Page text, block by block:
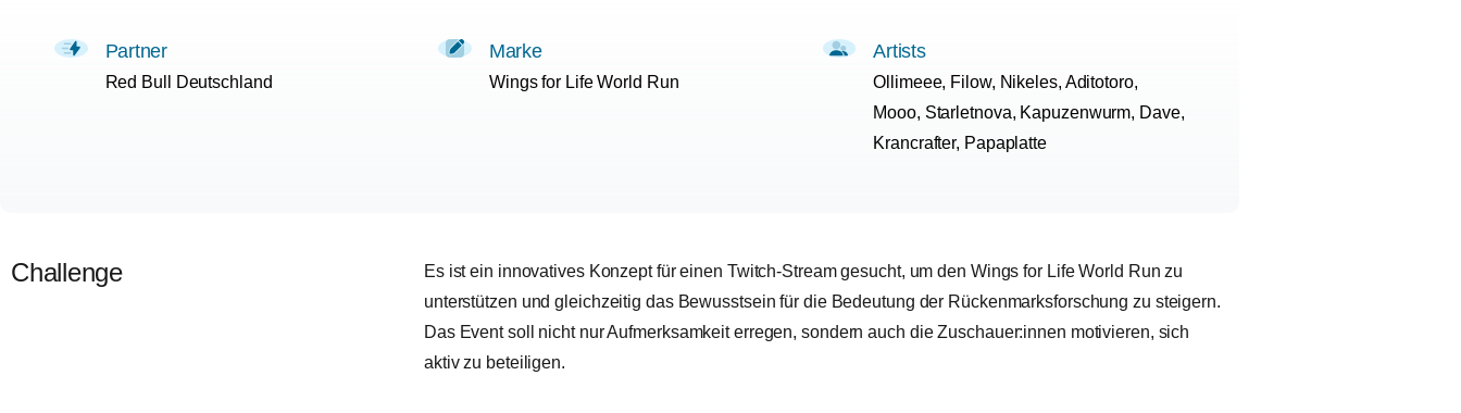
Partner
Red Bull Deutschland
Marke
Wings for Life World Run
Artists
Ollimeee, Filow, Nikeles, Aditotoro,
Mooo, Starletnova, Kapuzenwurm, Dave,
Krancrafter, Papaplatte
Challenge
Es ist ein innovatives Konzept für einen Twitch-Stream gesucht, um den Wings for Life World Run zu
unterstützen und gleichzeitig das Bewusstsein für die Bedeutung der Rückenmarksforschung zu steigern.
Das Event soll nicht nur Aufmerksamkeit erregen, sondern auch die Zuschauer:innen motivieren, sich
aktiv zu beteiligen.